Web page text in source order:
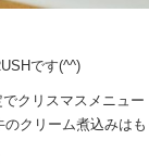
です(^^)
クリスマスメニュ
クリーム煮込みは